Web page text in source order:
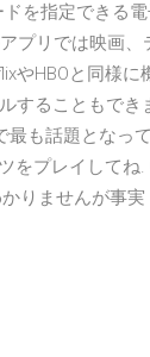
を指定できる
プリでは映画
やHBOと同様
することもでき
も話題となっ
をプレイしてね
りませんが事実